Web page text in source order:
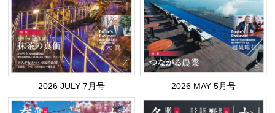
2026 JULY 7月号 2026 MAY 5月号